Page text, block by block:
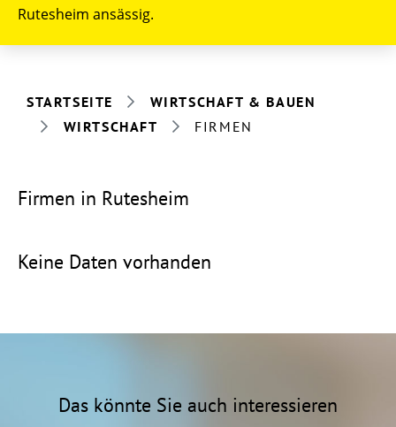
Rutesheim ansässig.
STARTSEITE
WIRTSCHAFT & BAUEN
WIRTSCHAFT
FIRMEN
Firmen in Rutesheim
Keine Daten vorhanden
Das könnte Sie auch interessieren